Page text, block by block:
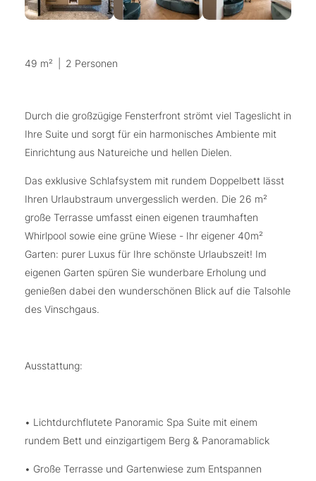
49 m² 2 Personen
Durch die großzügige Fensterfront strömt viel Tageslicht in
Ihre Suite und sorgt für ein harmonisches Ambiente mit
Einrichtung aus Natureiche und hellen Dielen.
Das exklusive Schlafsystem mit rundem Doppelbett lässt
Ihren Urlaubstraum unvergesslich werden. Die 26 m²
große Terrasse umfasst einen eigenen traumhaften
Whirlpool sowie eine grüne Wiese - Ihr eigener 40m²
Garten: purer Luxus für Ihre schönste Urlaubszeit! Im
eigenen Garten spüren Sie wunderbare Erholung und
genießen dabei den wunderschönen Blick auf die Talsohle
des Vinschgaus.
Ausstattung:
• Lichtdurchflutete Panoramic Spa Suite mit einem
rundem Bett und einzigartigem Berg & Panoramablick
• Große Terrasse und Gartenwiese zum Entspannen